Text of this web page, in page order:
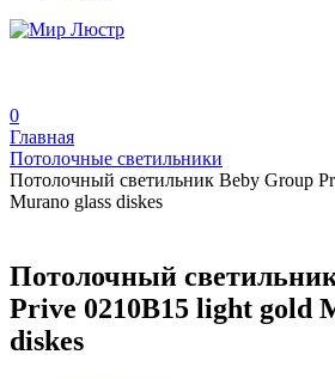
0
Главная
Потолочные светильники
Потолочный светильник Beby Group
Murano glass diskes
Потолочный
Prive 0210B15 light gold
diskes